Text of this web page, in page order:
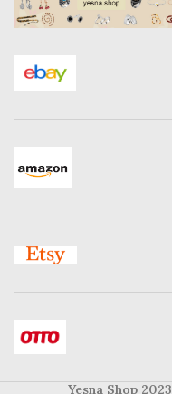
Yesna Shop 2023